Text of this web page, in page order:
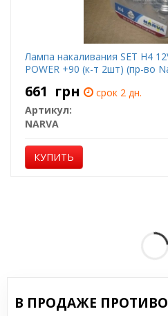
Лампа накаливания SET H4
POWER +90 (к-т 2шт) (пр-во
661 грн
срок 2 дн.
Артикул:
NARVA
КУПИТЬ
В ПРОДАЖЕ